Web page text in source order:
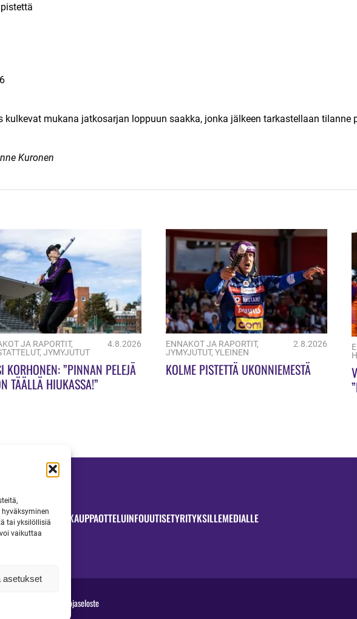
tai yksilöllisiä
vaikuttaa
asetukset
kulkevat mukana jatkosarjan loppuun saakka, jonka jälkeen tarkastellaan tilanne
Kuronen
JA RAPORTIT,
, JYMYJUTUT
4.8.2026
KORHONEN: ”PINNAN PELEJÄ
TÄÄLLÄ HIUKASSA!”
ENNAKOT JA RAPORTIT,
JYMYJUTUT, YLEINEN
2.8.2026
KOLME PISTETTÄ UKONNIEMESTÄ
OTTELUTJYMYKAUPPAOTTELUINFOUUTISETYRITYKSILLEMEDIALLE
Tietosuojaseloste